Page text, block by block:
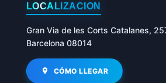
LOCALIZACIÓN
Gran Via de les Corts Catalanes,
Barcelona 08014
CÓMO LLEGAR